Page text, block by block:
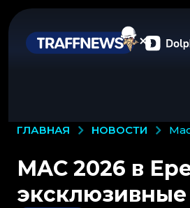
ГЛАВНАЯ НОВОСТИ
MAC 2026 в